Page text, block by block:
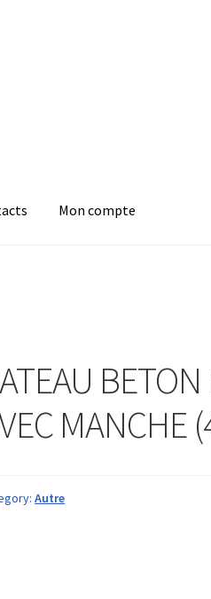
Mon compte
MANCHE
Autre